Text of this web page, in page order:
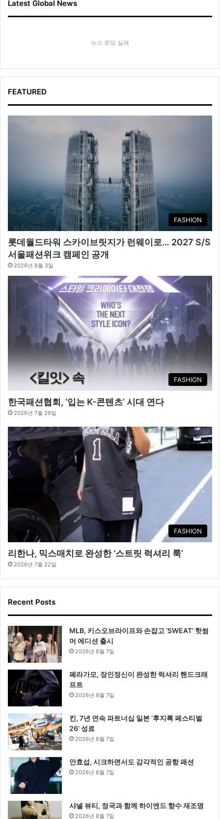
Latest Global News
뉴스 로딩 실패
FEATURED
FASHION
롯데월드타워 스카이브릿지가 런웨이로… 2027 S/S
서울패션위크 캠페인 공개
2026년 8월 3일
FASHION
한국패션협회, ‘입는 K-콘텐츠’ 시대 연다
2026년 7월 29일
FASHION
리한나, 믹스매치로 완성한 ‘스트릿 럭셔리 룩’
2026년 7월 22일
Recent Posts
MLB, 키스오브라이프와 손잡고 ‘SWEAT’ 핫썸
머 에디션 출시
2026년 8월 7일
페라가모, 장인정신이 완성한 럭셔리 핸드크래
프트
2026년 8월 7일
킨, 7년 연속 파트너십 일본 ‘후지록 페스티벌
26’ 성료
2026년 8월 7일
안효섭, 시크하면서도 감각적인 공항 패션
2026년 8월 7일
샤넬 뷰티, 정국과 함께 하이엔드 향수 재조명
2026년 8월 7일